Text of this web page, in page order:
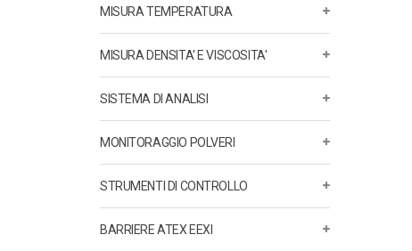
MISURA TEMPERATURA
MISURA DENSITA' E VISCOSITA'
SISTEMA DI ANALISI
MONITORAGGIO POLVERI
STRUMENTI DI CONTROLLO
BARRIERE ATEX EEXI